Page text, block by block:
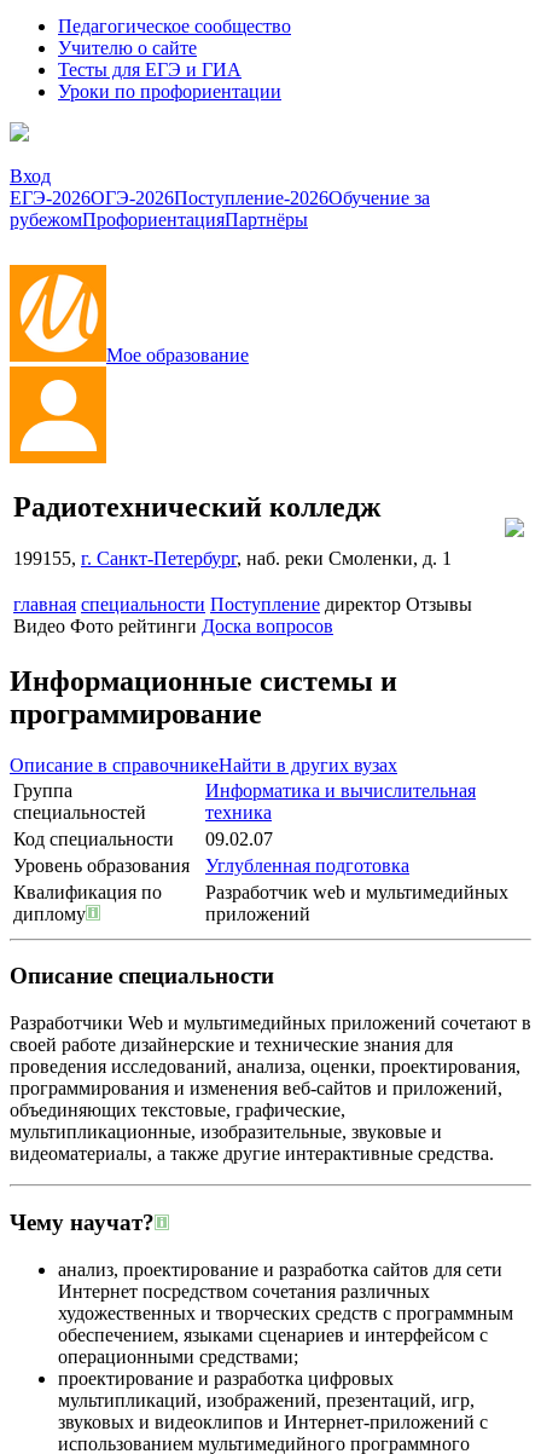
Педагогическое сообщество
Учителю о сайте
Тесты для ЕГЭ и ГИА
Уроки по профориентации
Вход
ЕГЭ-2026ОГЭ-2026Поступление-2026Обучение за
рубежомПрофориентацияПартнёры
Мое образование
Радиотехнический колледж
199155, г. Санкт-Петербург, наб. реки Смоленки, д. 1
главная специальности Поступление директор Отзывы
Видео Фото рейтинги Доска вопросов
Информационные системы и
программирование
Описание в справочникеНайти в других вузах
Группа
специальностей
Информатика и вычислительная
техника
Код специальности
09.02.07
Уровень образования
Углубленная подготовка
Квалификация по
диплому
Разработчик web и мультимедийных
приложений
Описание специальности
Разработчики Web и мультимедийных приложений сочетают в
своей работе дизайнерские и технические знания для
проведения исследований, анализа, оценки, проектирования,
программирования и изменения веб-сайтов и приложений,
объединяющих текстовые, графические,
мультипликационные, изобразительные, звуковые и
видеоматериалы, а также другие интерактивные средства.
Чему научат?
анализ, проектирование и разработка сайтов для сети
Интернет посредством сочетания различных
художественных и творческих средств с программным
обеспечением, языками сценариев и интерфейсом с
операционными средствами;
проектирование и разработка цифровых
мультипликаций, изображений, презентаций, игр,
звуковых и видеоклипов и Интернет-приложений с
использованием мультимедийного программного